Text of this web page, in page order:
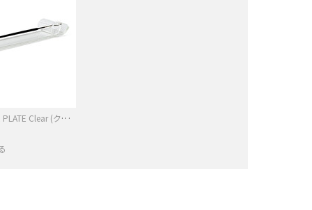
INCENSE HOLDER PLATE Clear (クリア）